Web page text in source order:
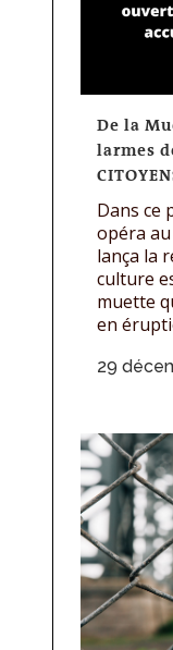
De la
larmes
Dans ce
opéra
lança la
culture
muette
en
29